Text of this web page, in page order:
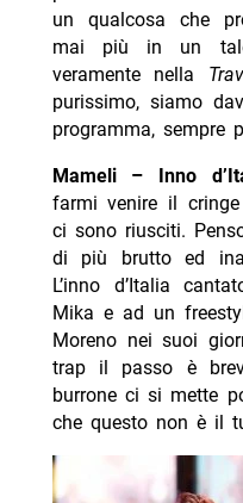
un qualcosa che
mai più in un
veramente nella
purissimo, siamo
programma, sempre
Mameli – Inno
farmi venire il
ci sono riusciti.
di più brutto ed
L’inno d’Italia
Mika e ad un
Moreno nei suoi
trap il passo è
burrone ci si mette
che questo non è il